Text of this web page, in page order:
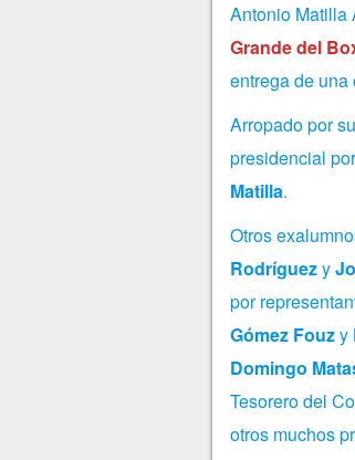
Antonio Matilla
Grande del
entrega de
Arropado por
presidencial
Matilla.
Otros
Rodríguezy
por
Gómez Fouzy
Domingo
Tesorero del
otros muchos